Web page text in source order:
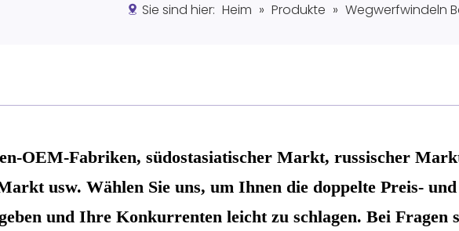
Sie sind hier: Heim » Produkte » Wegwerfwindeln
OEM-Fabriken, südostasiatischer Markt, russischer
usw. Wählen Sie uns, um Ihnen die doppelte Preis- und
und Ihre Konkurrenten leicht zu schlagen. Bei Fragen